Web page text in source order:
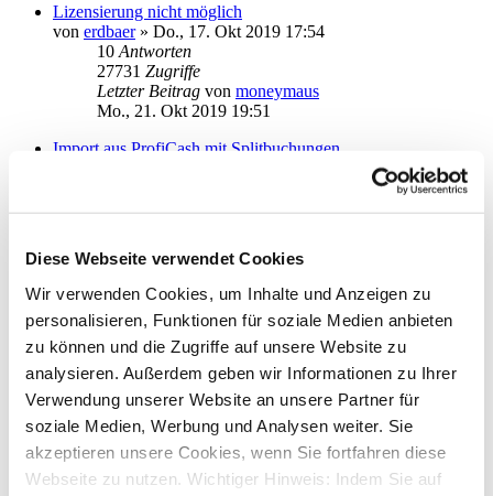
Diese Webseite verwendet Cookies
Wir verwenden Cookies, um Inhalte und Anzeigen zu
personalisieren, Funktionen für soziale Medien anbieten
zu können und die Zugriffe auf unsere Website zu
analysieren. Außerdem geben wir Informationen zu Ihrer
Verwendung unserer Website an unsere Partner für
soziale Medien, Werbung und Analysen weiter. Sie
akzeptieren unsere Cookies, wenn Sie fortfahren diese
Webseite zu nutzen. Wichtiger Hinweis: Indem Sie auf
Lizensierung nicht möglich
von erdbaer» Do., 17. Okt 2019 17:54
10 Antworten
27731 Zugriffe
Letzter Beitrag von moneymaus
Mo., 21. Okt 2019 19:51
Import aus ProfiCash mit Splitbuchungen
Rechnungskonto Anbieter online
vonmschad»Mo., 05. Aug 2019 13:57
1Antworten
18660Zugriffe
Letzter Beitrag
von
moneymaus
Do., 08. Aug 2019 08:49
Konto fehlt in Auswahl nach Installation von StarMoney 12
Di., 06. Aug 2019 13:01
2Antworten
20906Zugriffe